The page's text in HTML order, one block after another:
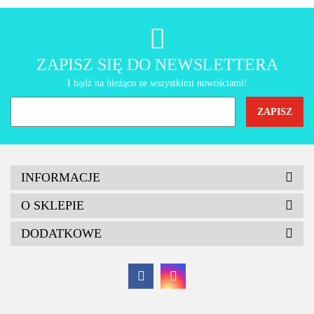
AMT Gastroguss
ZAPISZ SIĘ DO NEWSLETTERA
I bądź na bieżąco ze wszystkimi nowościami!
INFORMACJE
O SKLEPIE
DODATKOWE